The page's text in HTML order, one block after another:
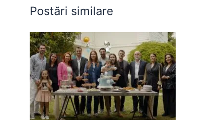
k
er
Postări similare